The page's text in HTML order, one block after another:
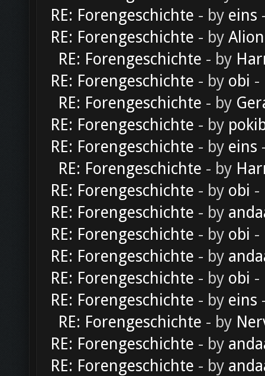
RE: Forengeschichte - by eins
RE: Forengeschichte - by Alion
RE: Forengeschichte - by
RE: Forengeschichte - by obi -
RE: Forengeschichte - by
RE: Forengeschichte - by
RE: Forengeschichte - by eins
RE: Forengeschichte - by
RE: Forengeschichte - by obi -
RE: Forengeschichte - by
RE: Forengeschichte - by obi -
RE: Forengeschichte - by
RE: Forengeschichte - by obi -
RE: Forengeschichte - by eins
RE: Forengeschichte - by
RE: Forengeschichte - by
RE: Forengeschichte - by